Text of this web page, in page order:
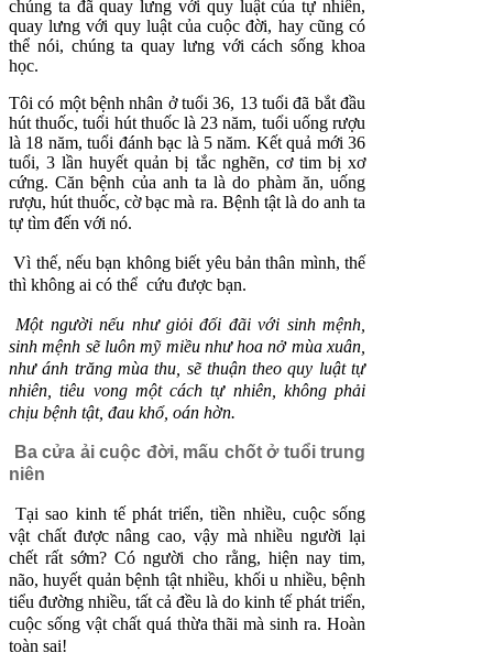
chúng ta đã quay lưng với quy luật của tự nhiên,
quay lưng với quy luật của cuộc đời, hay cũng có
thể nói, chúng ta quay lưng với cách sống khoa
học.
Tôi có một bệnh nhân ở tuổi 36, 13 tuổi đã bắt đầu
hút thuốc, tuổi hút thuốc là 23 năm, tuổi uống rượu
là 18 năm, tuổi đánh bạc là 5 năm. Kết quả mới 36
tuổi, 3 lần huyết quản bị tắc nghẽn, cơ tim bị xơ
cứng. Căn bệnh của anh ta là do phàm ăn, uống
rượu, hút thuốc, cờ bạc mà ra. Bệnh tật là do anh ta
tự tìm đến với nó.
Vì thế, nếu bạn không biết yêu bản thân mình, thế
thì không ai có thể cứu được bạn.
Một người nếu như giỏi đối đãi với sinh mệnh,
sinh mệnh sẽ luôn mỹ miều như hoa nở mùa xuân,
như ánh trăng mùa thu, sẽ thuận theo quy luật tự
nhiên, tiêu vong một cách tự nhiên, không phải
chịu bệnh tật, đau khổ, oán hờn.
Ba cửa ải cuộc đời, mấu chốt ở tuổi trung
niên
Tại sao kinh tế phát triển, tiền nhiều, cuộc sống
vật chất được nâng cao, vậy mà nhiều người lại
chết rất sớm? Có người cho rằng, hiện nay tim,
não, huyết quản bệnh tật nhiều, khối u nhiều, bệnh
tiểu đường nhiều, tất cả đều là do kinh tế phát triển,
cuộc sống vật chất quá thừa thãi mà sinh ra. Hoàn
toàn sai!